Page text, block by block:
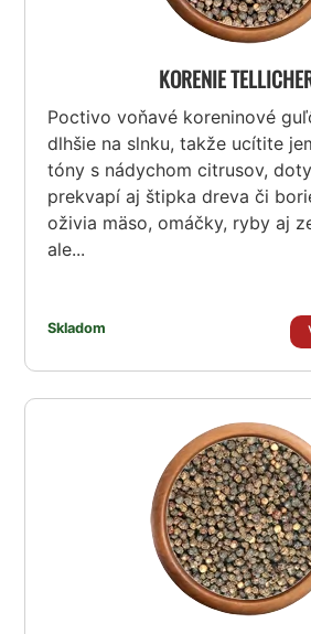
KORENIE
Poctivo voňavé koreninové
dlhšie na slnku, takže ucítite
tóny s nádychom citrusov,
prekvapí aj štipka dreva či
oživia mäso, omáčky, ryby aj
ale...
Skladom